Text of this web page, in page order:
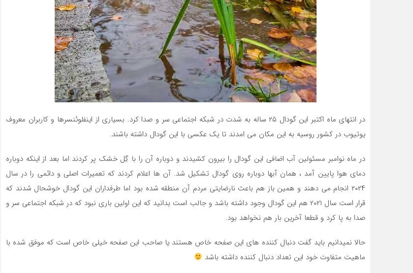
در انتهای ماه اکتبر این گودال ۲۵ ساله به شدت در شبکه اجتماعی سر و صدا کرد. بسیاری از اینفلوئنسرها و کاربران معروف
یوتیوب در کشور روسیه به این مکان می امدند تا یک عکسی با این گودال داشته باشند.
در ماه نوامبر مسئولین آب اضافی این گودال را بیرون کشیدند و دوباره آن را با گِل خشک پر کردند اما بعد از اینکه دوباره
دمای هوا پایین آمد ، همان آبها دوباره روی گودال تشکیل شد. آن ها اعلام کردند که تعمیرات اصلی و دائمی را در سال
۲۰۲۴ انجام می دهند و همین باز هم باعث نارضایتی مردم آن منطقه شده بود اما طرفداران این گودال خوشحال شدند که
قرار است سال ۲۰۲۱ هم این گودال وجود داشته باشد و جالب است بدانید که این اولین باری نبود که در شبکه اجتماعی سر و
صدا به پا کرد و قطعا آخرین بار هم نخواهد بود.
حالا نمیدانیم باید گفت دنبال کننده های این صفحه خاص هستند یا صاحب این صفحه خیلی خاص است که موفق شده با
ماهیت متفاوت خود این تعداد دنبال کننده داشته باشد